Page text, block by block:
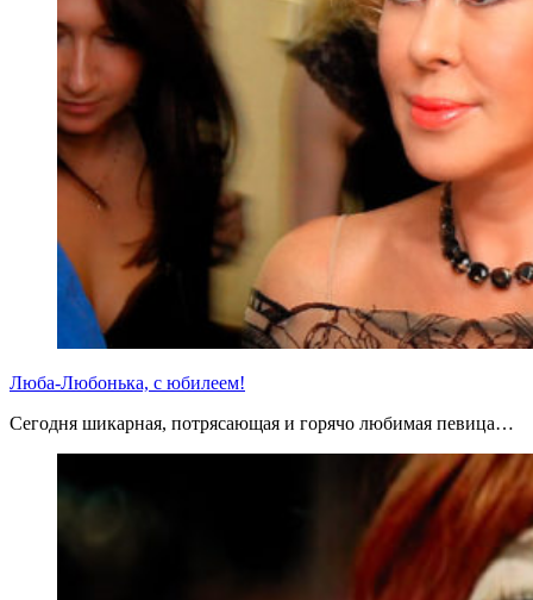
Люба-Любонька, с юбилеем!
Сегодня шикарная, потрясающая и горячо любимая певица…